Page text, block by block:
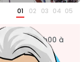
01 02 03 04 05
de 10h00 à